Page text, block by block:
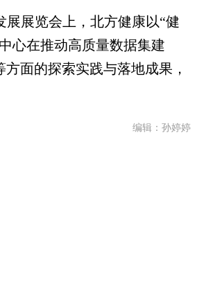
展览会上，北方健康以“健
心在推动高质量数据集建
面的探索实践与落地成果，
编辑：孙婷婷